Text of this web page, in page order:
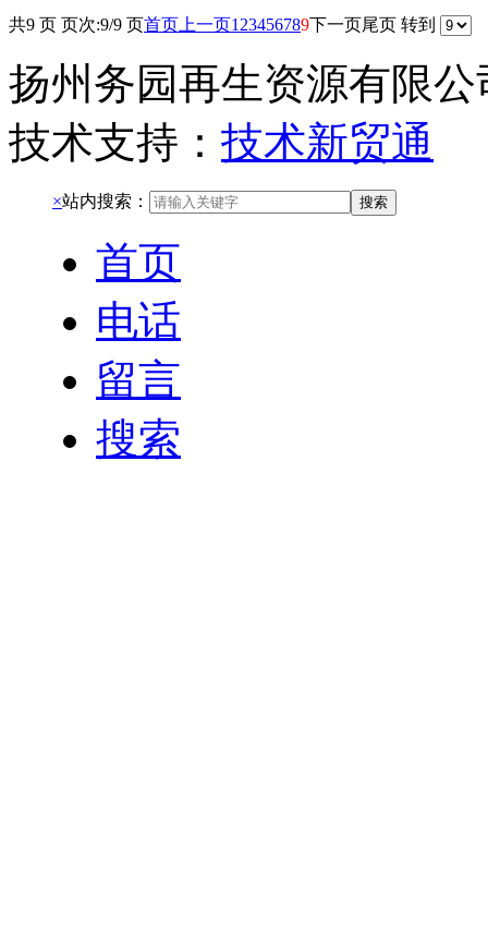
共9 页 页次:9/9 页首页 上一页1 23456789下一页尾页 转到
扬州务园再生资源有限
技术支持： 技术新贸通
×站内搜索： 搜索
首页
电话
留言
搜索